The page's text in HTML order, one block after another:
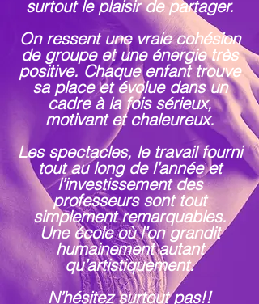
surtout le plaisir de partager.
On ressent une vraie cohésion
de groupe et une énergie très
positive. Chaque enfant trouve
sa place et évolue dans un
cadre à la fois sérieux,
motivant et chaleureux.
Les spectacles, le travail fourni
tout au long de l’année et
l’investissement des
professeurs sont tout
simplement remarquables.
Une école où l’on grandit
humainement autant
qu’artistiquement.
N’hésitez surtout pas!!